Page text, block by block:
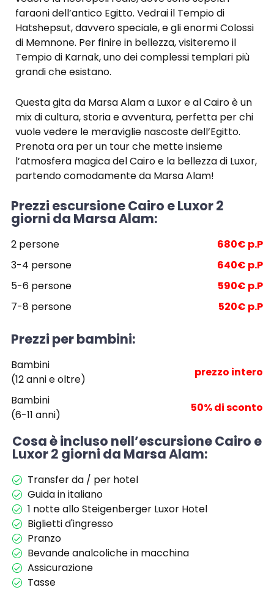
faraoni dell’antico Egitto. Vedrai il Tempio di
Hatshepsut, davvero speciale, e gli enormi Colossi
di Memnone. Per finire in bellezza, visiteremo il
Tempio di Karnak, uno dei complessi templari più
grandi che esistano.
Questa gita da Marsa Alam a Luxor e al Cairo è un
mix di cultura, storia e avventura, perfetta per chi
vuole vedere le meraviglie nascoste dell’Egitto.
Prenota ora per un tour che mette insieme
l’atmosfera magica del Cairo e la bellezza di Luxor,
partendo comodamente da Marsa Alam!
Prezzi escursione Cairo e Luxor 2
giorni da Marsa Alam:
2 persone
680€ p.P
3-4 persone
640€ p.P
5-6 persone
590€ p.P
7-8 persone
520€ p.P
Prezzi per bambini:
Bambini
(12 anni e oltre)
prezzo intero
Bambini
(6-11 anni)
50% di sconto
Cosa è incluso nell’escursione Cairo e
Luxor 2 giorni da Marsa Alam:
Transfer da / per hotel
Guida in italiano
1 notte allo Steigenberger Luxor Hotel
Biglietti d'ingresso
Pranzo
Bevande analcoliche in macchina
Assicurazione
Tasse